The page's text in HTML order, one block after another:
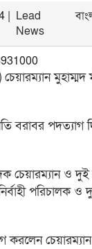
| Lead
News
চেয়ারম্যান
বরাবর
ও দুই
করলেন